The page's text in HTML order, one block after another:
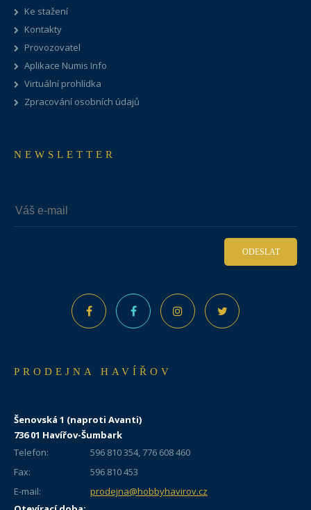
Ke stažení
Kontakty
Provozovatel
Aplikace Numis Info
Virtuální prohlídka
Zpracování osobních údajů
NEWSLETTER
ODESLAT
PRODEJNA HAVÍŘOV
Šenovská 1 (naproti Avanti)
736 01 Havířov-Šumbark
Telefon:
596 810 354, 776 608 460
Fax:
596 810 453
E-mail:
prodejna@hobbyhavirov.cz